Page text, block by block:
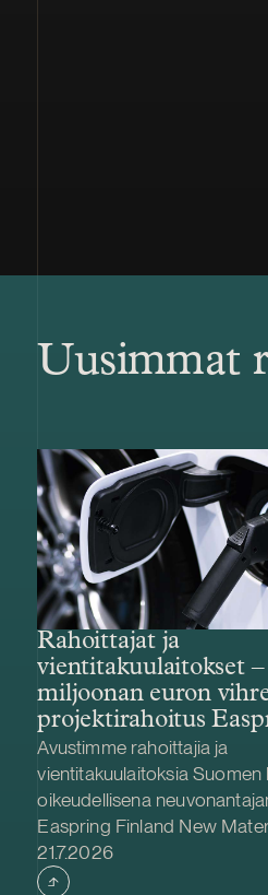
Uusimmat
Rahoittajat ja
vientitakuulaitokset
miljoonan euron
projektirahoitus
New Materialsin
tehtaalle
Avustimme rahoittajia ja
vientitakuulaitoksia Suomen
oikeudellisena
Easpring Finland New
Kotkaan rakennettavan
katodiaktiivimateriaalia (CAM)
Julkaistu
21.7.2026